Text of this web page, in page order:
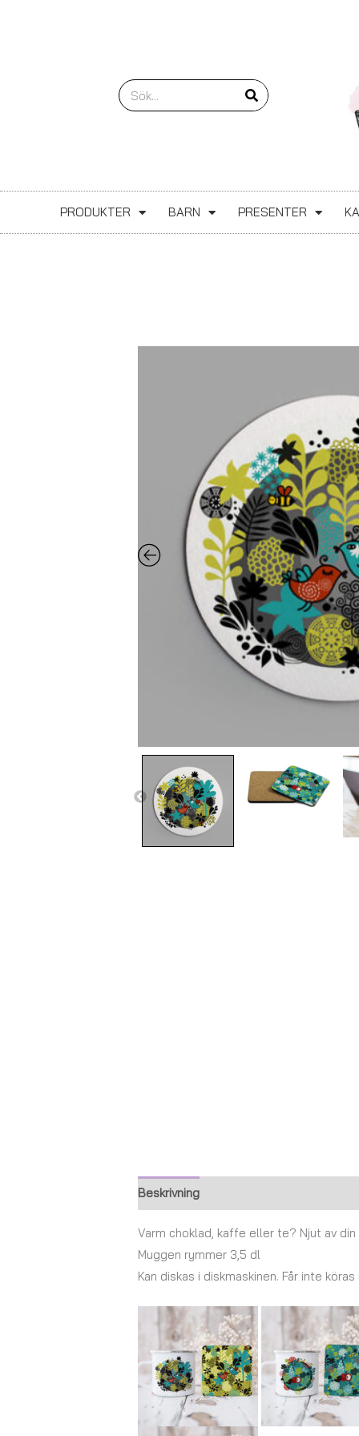
Sök
PRODUKTER BARN PRESENTER
Beskrivning
Varm choklad, kaffe eller te? Njut av
Muggen rymmer 3,5 dl
Kan diskas i diskmaskinen. Får inte